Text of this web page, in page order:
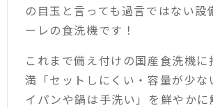
の目玉と言っても過言ではない設
ーレの食洗機です！
これまで備え付けの国産食洗機に
満「セットしにくい・容量が少な
イパンや鍋は手洗い」を鮮やか